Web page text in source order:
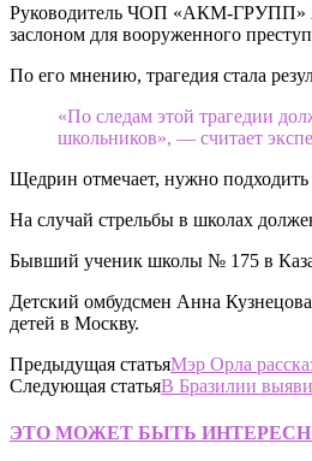
Руководитель ЧОП «АКМ-ГРУПП»
заслоном для вооруженного
По его мнению, трагедия стала
«По следам этой трагедии
школьников», — считает
Щедрин отмечает, нужно подходить
На случай стрельбы в школах
Бывший ученик школы № 175 в
Детский омбудсмен Анна
детей в Москву.
Предыдущая статьяМэр Орла
Следующая статьяВ Бразилии
ЭТО МОЖЕТ БЫТЬ